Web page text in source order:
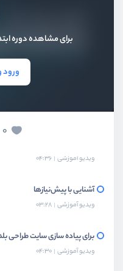
برای مشاهده دوره
0
بخش اول معرفی و مقدمه
ویدیو آموزشی 04:36
آشنایی با پیش‌نیازها
ویدیو آموزشی 03:28
برای پیاده سازی سایت طراحی
ویدیو آموزشی 04:30